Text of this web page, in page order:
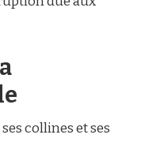
collines et ses